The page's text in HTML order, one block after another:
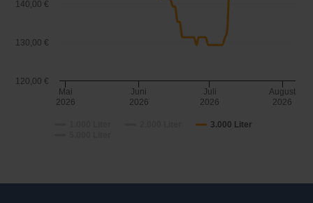
3.000 Liter
Mai
2026
Juni
2026
Juli
2026
August
2026
120,00 €
130,00 €
140,00 €